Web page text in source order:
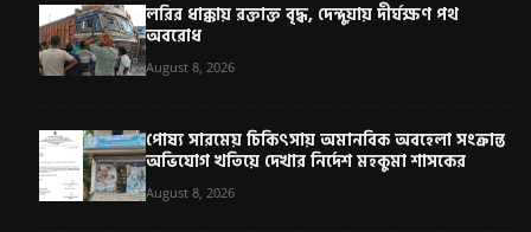
লরির ধাক্কায় রক্তাক্ত বৃদ্ধ, দেন্দুয়ায় দীর্ঘক্ষণ পথ
অবরোধ
August 8, 2026
পোষ্য সারমেয় চিকিৎসায় অমানবিক অবহেলা সংক্রান্ত
অভিযোগ খতিয়ে দেখার নির্দেশ মহকুমা শাসকের
August 8, 2026